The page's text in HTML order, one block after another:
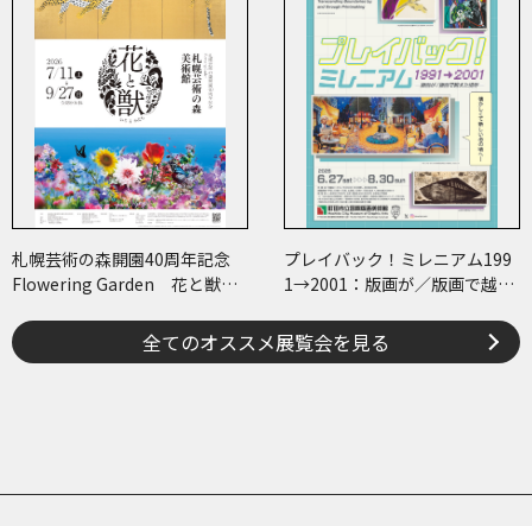
札幌芸術の森開園40周年記念
Flowering Garden 花と獣
プレイバック！ミレニアム199
1→2001：版画が／版画で越え
全てのオススメ展覧会を見る